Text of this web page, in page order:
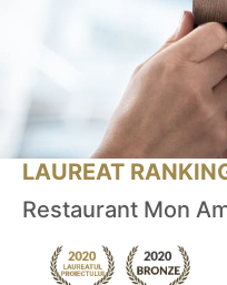
LAUREAT
Restaurant Mon